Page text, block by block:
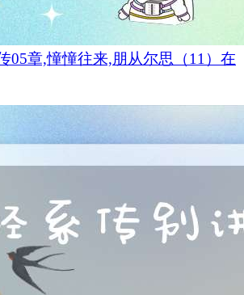
05章,憧憧往来,朋从尔思（11）在